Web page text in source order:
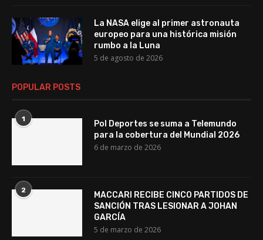
La NASA elige al primer astronauta
europeo para una histórica misión
rumbo a la Luna
5 de agosto de 2026
POPULAR POSTS
1
Pol Deportes se suma a Telemundo
para la cobertura del Mundial 2026
6 de marzo de 2026
2
MACCARI RECIBE CINCO PARTIDOS DE
SANCIÓN TRAS LESIONAR A JOHAN
GARCÍA
5 de marzo de 2026